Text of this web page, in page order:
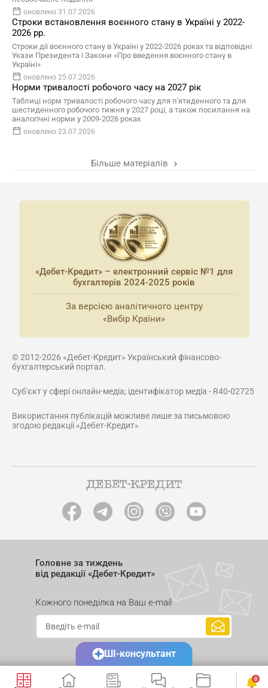
оновлено 31.07.2026
Строки встановлення воєнного стану в Україні у 2022-
2026 рр.
Строки дії воєнного стану в Україні у 2022-2026 роках та відповідні
Укази Президента і Закони «Про введення воєнного стану в
Україні»
оновлено 25.07.2026
Норми тривалості робочого часу на 2027 рік
Таблиці норм тривалості робочого часу для п'ятиденного та для
шестиденного робочого тижня у 2027 році, а також посилання на
аналогічні норми у 2009-2026 роках
оновлено 23.07.2026
Більше матеріалів
«Дебет-Кредит» – електронний сервіс №1 для
бухгалтерів 2024-2025 років
За версією аналітичного центру
«Вибір Країни»
© 2012-2026 «Дебет-Кредит» Український фінансово-
бухгалтерський портал.
Суб'єкт у сфері онлайн-медіа; ідентифікатор медіа - R40-02725
Використання публікацій можливе лише за письмовою
згодою редакції «Дебет-Кредит»
Головне за тиждень
від редакції «Дебет-Кредит»
Кожного понеділка на Ваш e-mail
0
ШІ-консультант